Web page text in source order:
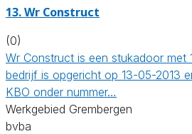
13. Wr Construct
(0)
Wr Construct is een stukadoor met
bedrijf is opgericht op 13-05-2013
KBO onder nummer…
Werkgebied Grembergen
bvba